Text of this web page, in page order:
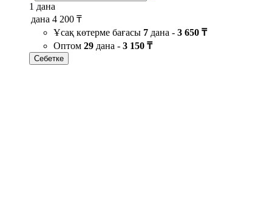
1 дана
дана 4 200 ₸
Ұсақ көтерме бағасы 7 дана - 3 650 ₸
Оптом 29 дана - 3 150 ₸
Себетке